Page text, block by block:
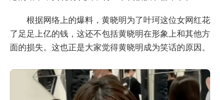
根据网络上的爆料，黄晓明为了叶珂这位女网红花
了足足上亿的钱，这还不包括黄晓明在形象上和其他方
面的损失。这也正是大家觉得黄晓明成为笑话的原因。